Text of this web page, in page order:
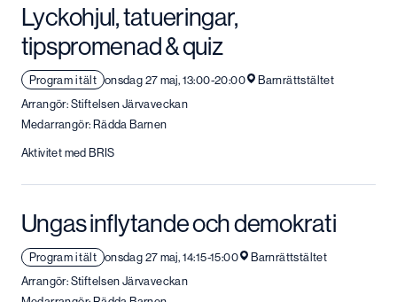
Lyckohjul, tatueringar,
tipspromenad & quiz
Program i tält onsdag 27 maj, 13:00-20:00
Barnrättstältet
Arrangör: Stiftelsen Järvaveckan
Medarrangör: Rädda Barnen
Aktivitet med BRIS
Ungas inflytande och demokrati
Program i tält onsdag 27 maj, 14:15-15:00
Barnrättstältet
Arrangör: Stiftelsen Järvaveckan